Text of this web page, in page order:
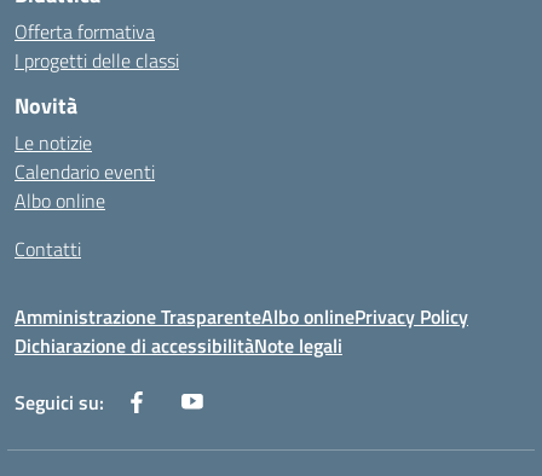
Offerta formativa
I progetti delle classi
Novità
Le notizie
Calendario eventi
Albo online
Contatti
Amministrazione TrasparenteAlbo onlinePrivacy Policy
Dichiarazione di accessibilitàNote legali
Seguici su: